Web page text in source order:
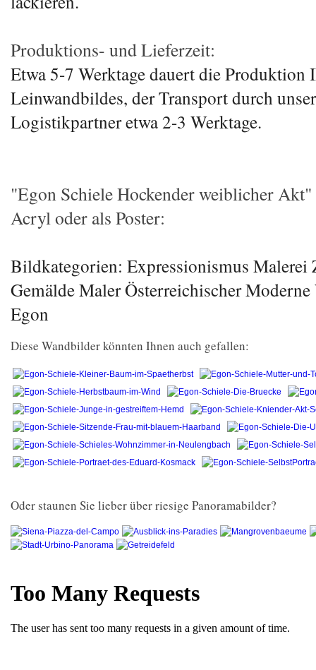
Produktions- und Lieferzeit:
Etwa 5-7 Werktage dauert die Produktion
Leinwandbildes, der Transport durch
Logistikpartner etwa 2-3 Werktage.
"Egon Schiele Hockender weiblicher
Acryl oder als Poster:
Bildkategorien: Expressionismus Malerei
Gemälde Maler Österreichischer
Egon
Diese Wandbilder könnten Ihnen auch gefallen:
Oder staunen Sie lieber über riesige Panoramabilder?